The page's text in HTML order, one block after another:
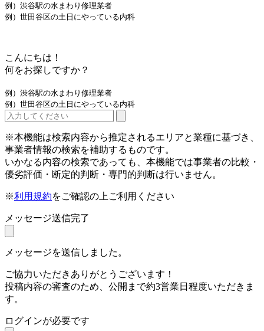
例）渋谷駅の水まわり修理業者
例）世田谷区の土日にやっている内科
こんにちは！
何をお探しですか？
例）渋谷駅の水まわり修理業者
例）世田谷区の土日にやっている内科
※本機能は検索内容から推定されるエリアと業種に基づき、
事業者情報の検索を補助するものです。
いかなる内容の検索であっても、本機能では事業者の比較・
優劣評価・断定的判断・専門的判断は行いません。
※利用規約をご確認の上ご利用ください
メッセージ送信完了
メッセージを送信しました。
ご協力いただきありがとうございます！
投稿内容の審査のため、公開まで約3営業日程度いただきま
す。
ログインが必要です